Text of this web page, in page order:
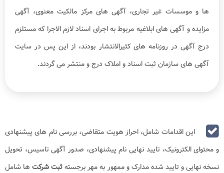
ها و موسسات غیر تجاری، آگهی های مرکز مالکیت معنوی، آگهی
مزایده و آگهی های ابلاغیه مربوط به اجرای اسناد لازم الاجرا که مستلزم
درج آگهی در روزنامه های کثیرالانتشار بودند، از این پس در سایت
آگهی های سازمان ثبت اسناد و املاک درج و منتشر می گردند.
این اقدامات شامل، احراز هویت متقاضی، بررسی نام‌ های پیشنهادی
و محتوای الکترونیک، تایید نهایی نام پیشنهادی، صدور آگهی تاسیس، تحویل
نسخه نهایی و تایید شده مدارک و ممهور به مهر برجستهثبت شرکت‌ ها شامل